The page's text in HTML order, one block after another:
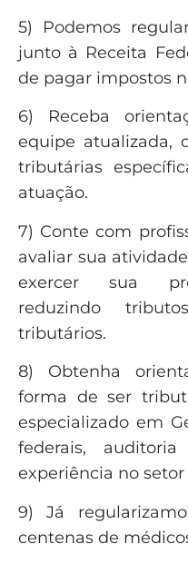
5) Podemos
junto à Receita
de pagar impostos
6) Receba
equipe atualizada,
tributárias
atuação.
7) Conte com
avaliar sua
exercer sua
reduzindo
tributários.
8) Obtenha
forma de ser
especializado em
federais,
experiência no
9) Já
centenas de